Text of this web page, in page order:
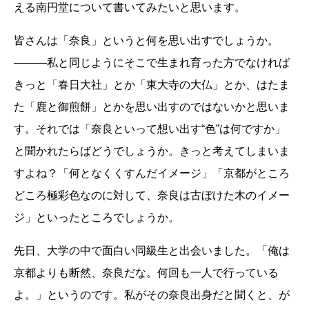
える南円堂について書いてみたいと思います。
皆さんは「奈良」というと何を思い出すでしょうか。
―――私と同じようにそこで生まれ育った方でなければ
きっと「春日大社」とか「東大寺の大仏」とか、はたま
た「鹿と御煎餅」とかを思い出すのではないかと思いま
す。それでは「奈良といって想い出す“色”は何ですか」
と聞かれたらばどうでしょうか。きっと考えてしまいま
すよね？「何となくくすんだイメージ」「京都がところ
どころ極彩色なのに対して、奈良は古ぼけた木のイメー
ジ」といったところでしょうか。
先日、大学の中で面白い同級生と出会いました。「俺は
京都よりも断然、奈良だな。何回も一人で行っている
よ。」というのです。私がその奈良出身だと聞くと、が